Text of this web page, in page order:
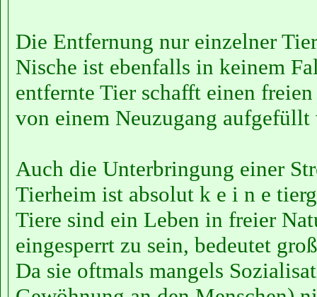
Die Entfernung nur einzelner
Nische ist ebenfalls in keinem
entfernte Tier schafft einen
von einem Neuzugang
Auch die Unterbringung einer
Tierheim ist absolut k e i n e
Tiere sind ein Leben in freier
eingesperrt zu sein, bedeutet
Da sie oftmals mangels